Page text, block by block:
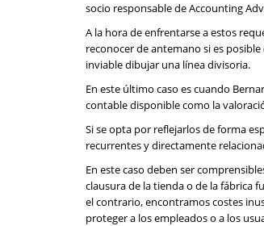
socio responsable de Accounting
A la hora de enfrentarse a estos
reconocer de antemano si es posible
inviable dibujar una línea divisoria.
En este último caso es cuando
contable disponible como la
Si se opta por reflejarlos de forma
recurrentes y directamente
En este caso deben ser
clausura de la tienda o de la fábrica
el contrario, encontramos costes
proteger a los empleados o a los